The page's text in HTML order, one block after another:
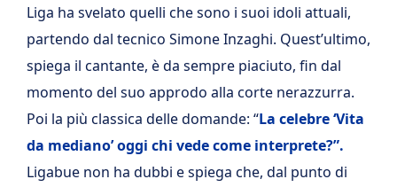
Liga ha svelato quelli che sono i suoi idoli attuali,
partendo dal tecnico Simone Inzaghi. Quest’ultimo,
spiega il cantante, è da sempre piaciuto, fin dal
momento del suo approdo alla corte nerazzurra.
Poi la più classica delle domande: “La celebre ‘Vita
da mediano’ oggi chi vede come interprete?”.
Ligabue non ha dubbi e spiega che, dal punto di